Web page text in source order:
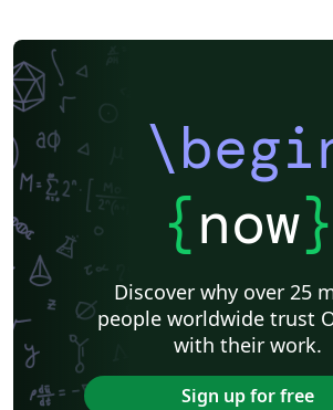
{now}
Discover why over 25
people worldwide trust
with their work.
Sign up for free